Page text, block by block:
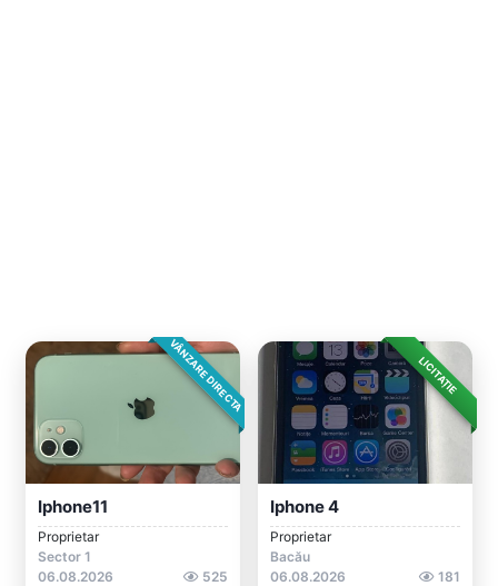
VÂNZARE DIRECTA
Iphone11
Proprietar
Sector 1
06.08.2026
525
LICITAȚIE
Iphone 4
Proprietar
Bacău
06.08.2026
181